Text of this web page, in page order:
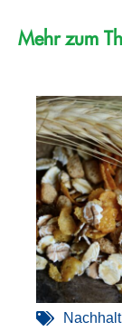
Mehr zum